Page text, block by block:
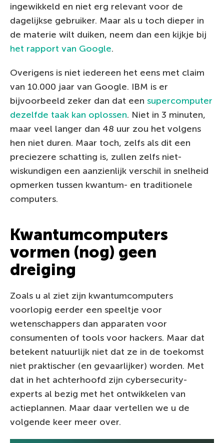
ingewikkeld en niet erg relevant voor de
dagelijkse gebruiker. Maar als u toch dieper in
de materie wilt duiken, neem dan een kijkje bij
het rapport van Google.
Overigens is niet iedereen het eens met claim
van 10.000 jaar van Google. IBM is er
bijvoorbeeld zeker dan dat een supercomputer
dezelfde taak kan oplossen. Niet in 3 minuten,
maar veel langer dan 48 uur zou het volgens
hen niet duren. Maar toch, zelfs als dit een
preciezere schatting is, zullen zelfs niet-
wiskundigen een aanzienlijk verschil in snelheid
opmerken tussen kwantum- en traditionele
computers.
Kwantumcomputers
vormen (nog) geen
dreiging
Zoals u al ziet zijn kwantumcomputers
voorlopig eerder een speeltje voor
wetenschappers dan apparaten voor
consumenten of tools voor hackers. Maar dat
betekent natuurlijk niet dat ze in de toekomst
niet praktischer (en gevaarlijker) worden. Met
dat in het achterhoofd zijn cybersecurity-
experts al bezig met het ontwikkelen van
actieplannen. Maar daar vertellen we u de
volgende keer meer over.